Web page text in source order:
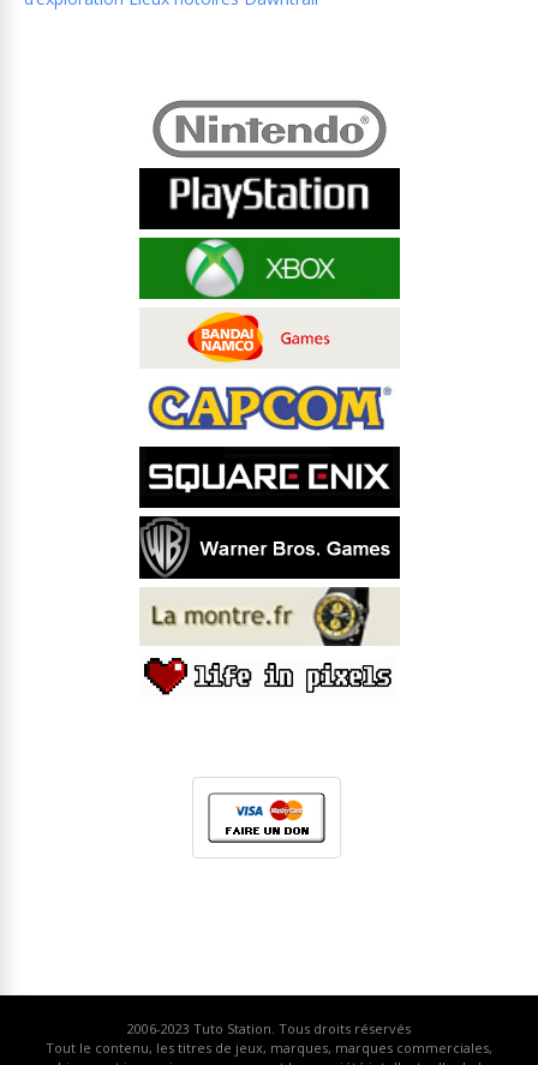
2006-2023 Tuto Station. Tous droits réservés
Tout le contenu, les titres de jeux, marques, marques commerciales,